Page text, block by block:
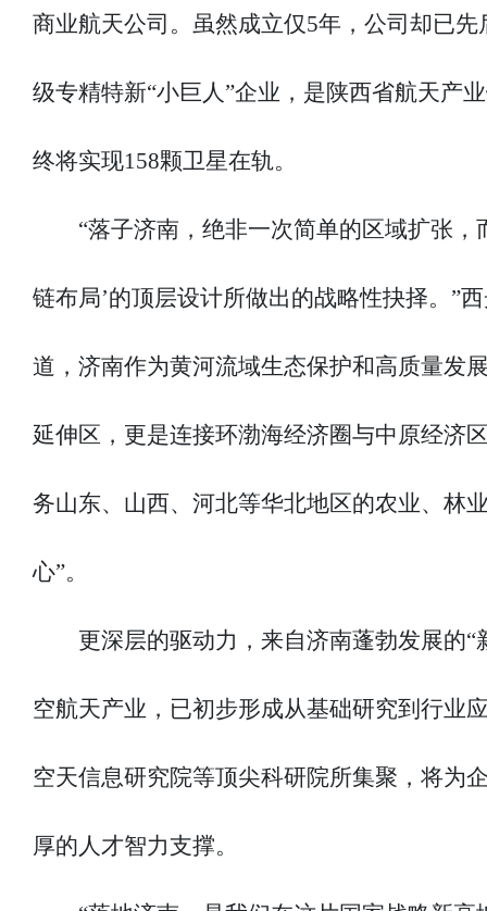
商业航天公司。虽然成立仅5年，公司却已
级专精特新“小巨人”企业，是陕西省航天产
终将实现158颗卫星在轨。
“落子济南，绝非一次简单的区域扩张
链布局’的顶层设计所做出的战略性抉择。”
道，济南作为黄河流域生态保护和高质量发
延伸区，更是连接环渤海经济圈与中原经济
务山东、山西、河北等华北地区的农业、林
心”。
更深层的驱动力，来自济南蓬勃发展的
空航天产业，已初步形成从基础研究到行业
空天信息研究院等顶尖科研院所集聚，将为
厚的人才智力支撑。